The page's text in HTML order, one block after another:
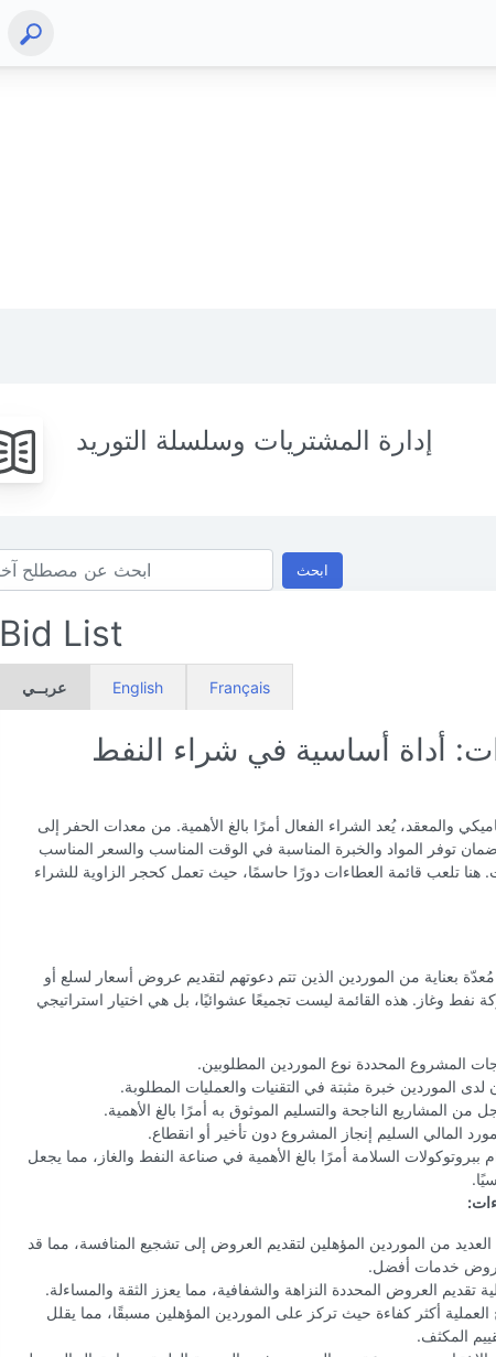
إدارة المشتريات وسلسلة التوريد
ابحث
Bid List
عربــي English Français
أداة أساسية في شراء النفط
والمعقد، يُعد الشراء الفعال أمرًا بالغ الأهمية. من معدات الحفر إلى
توفر المواد والخبرة المناسبة في الوقت المناسب والسعر المناسب
هنا تلعب قائمة العطاءات دورًا حاسمًا، حيث تعمل كحجر الزاوية للشراء
بعناية من الموردين الذين تتم دعوتهم لتقديم عروض أسعار لسلع أو
نفط وغاز. هذه القائمة ليست تجميعًا عشوائيًا، بل هي اختيار استراتيجي
المشروع المحددة نوع الموردين المطلوبين.
الموردين خبرة مثبتة في التقنيات والعمليات المطلوبة.
من المشاريع الناجحة والتسليم الموثوق به أمرًا بالغ الأهمية.
المالي السليم إنجاز المشروع دون تأخير أو انقطاع.
ببروتوكولات السلامة أمرًا بالغ الأهمية في صناعة النفط والغاز، مما يجعل
من الموردين المؤهلين لتقديم العروض إلى تشجيع المنافسة، مما قد
خدمات أفضل.
تقديم العروض المحددة النزاهة والشفافية، مما يعزز الثقة والمساءلة.
أكثر كفاءة حيث تركز على الموردين المؤهلين مسبقًا، مما يقلل
المكثف.